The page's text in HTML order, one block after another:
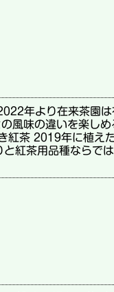
年より在来茶園
風味の違いを楽し
紅茶 2019年に植え
紅茶用品種ならで